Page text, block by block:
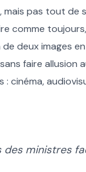
pas tout de
comme
deux images
faire allusion
cinéma,
ministres